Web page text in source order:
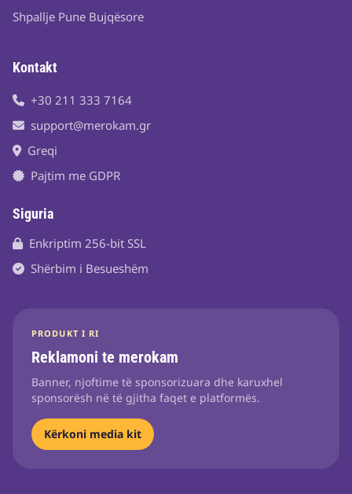
Shpallje Pune Bujqësore
Kontakt
+30 211 333 7164
support@merokam.gr
Greqi
Pajtim me GDPR
Siguria
Enkriptim 256-bit SSL
Shërbim i Besueshëm
PRODUKT I RI
Reklamoni te merokam
Banner, njoftime të sponsorizuara dhe karuxhel
sponsorësh në të gjitha faqet e platformës.
Kërkoni media kit